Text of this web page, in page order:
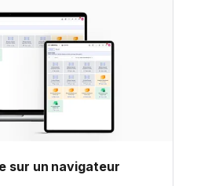
sur un navigateur